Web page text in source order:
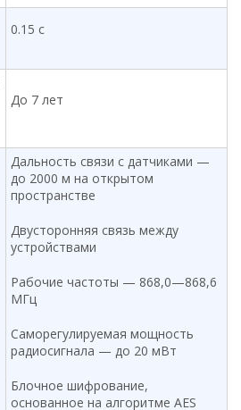
0.15 с
До 7 лет
Дальность связи с датчиками —
до 2000 м на открытом
пространстве
Двусторонняя связь между
устройствами
Рабочие частоты — 868,0—868,6
МГц
Саморегулируемая мощность
радиосигнала — до 20 мВт
Блочное шифрование,
основанное на алгоритме AES